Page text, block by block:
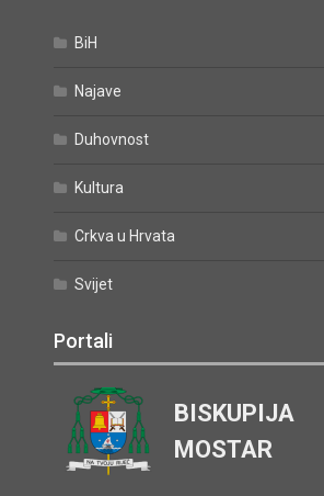
BiH
Najave
Duhovnost
Kultura
Crkva u Hrvata
Svijet
Portali
BISKUPIJA
MOSTAR